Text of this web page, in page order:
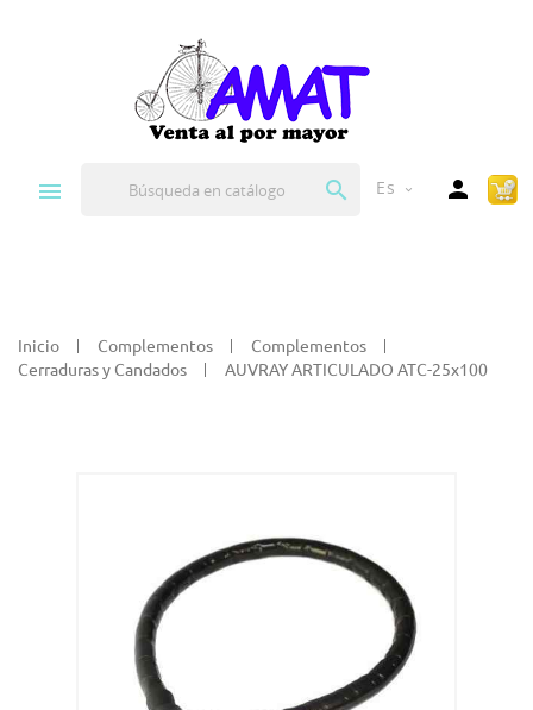
 Es expand_more 
Inicio Complementos
Complementos
Cerraduras y Candados
AUVRAY ARTICULADO ATC-25x100